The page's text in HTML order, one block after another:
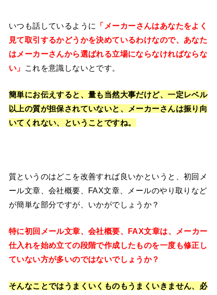
いつも話しているように
「メーカーさんはあなたをよく
見て取引するかどうかを決めているわけなので、あなた
はメーカーさんから選ばれる立場にならなければならな
い」
これを意識しないとです。
簡単にお伝えすると、量も当然大事だけど、一定レベル
以上の質が担保されていないと、メーカーさんは振り向
いてくれない、ということですね。
質というのはどこを改善すれば良いかというと、初回メ
ール文章、会社概要、FAX文章、メールのやり取りなど
が簡単な部分ですが、いかがでしょうか？
特に初回メール文章、会社概要、FAX文章は、メーカー
仕入れを始め立ての段階で作成したものを一度も修正し
ていない方が多いのではないでしょうか？
そんなことではうまくいくものもうまくいきません、必